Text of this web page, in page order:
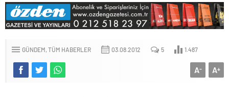
GÜNDEM TÜM HABERLER 03.08.2012 5 1.487
A+
A-